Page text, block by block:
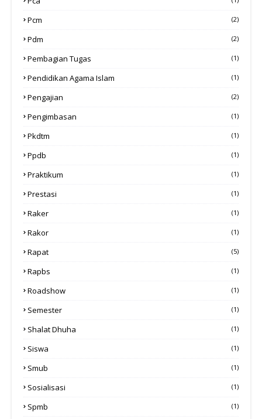
Pcm (2)
Pdm (2)
Pembagian Tugas (1)
Pendidikan Agama Islam (1)
Pengajian (2)
Pengimbasan (1)
Pkdtm (1)
Ppdb (1)
Praktikum (1)
Prestasi (1)
Raker (1)
Rakor (1)
Rapat (5)
Rapbs (1)
Roadshow (1)
Semester (1)
Shalat Dhuha (1)
Siswa (1)
Smub (1)
Sosialisasi (1)
Spmb (1)